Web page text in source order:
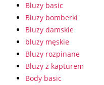
Bluzy basic
Bluzy bomberki
Bluzy damskie
bluzy męskie
Bluzy rozpinane
Bluzy z kapturem
Body basic